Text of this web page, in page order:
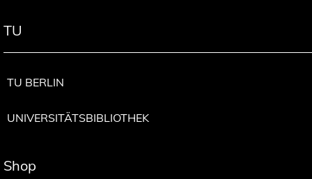
TU
TU BERLIN
UNIVERSITÄTSBIBLIOTHEK
Shop